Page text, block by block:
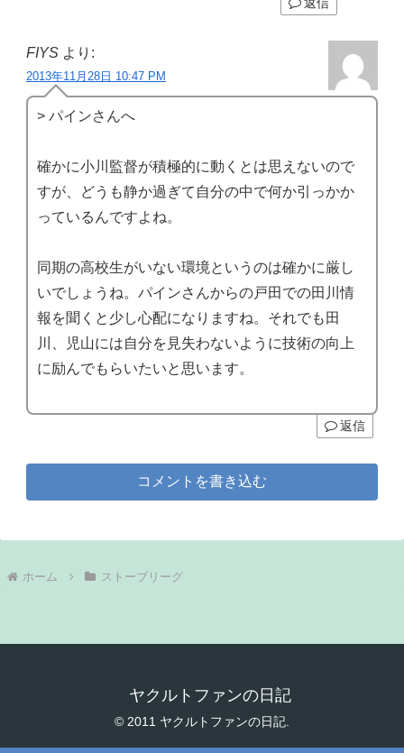
FIYS より:
2013年11月28日 10:47 PM
> パインさんへ
確かに小川監督が積極的に動くとは思えないので
すが、どうも静か過ぎて自分の中で何か引っかか
っているんですよね。
同期の高校生がいない環境というのは確かに厳し
いでしょうね。パインさんからの戸田での田川情
報を聞くと少し心配になりますね。それでも田
川、児山には自分を見失わないように技術の向上
に励んでもらいたいと思います。
返信
コメントを書き込む
ホーム ストーブリーグ
ヤクルトファンの日記
© 2011 ヤクルトファンの日記.